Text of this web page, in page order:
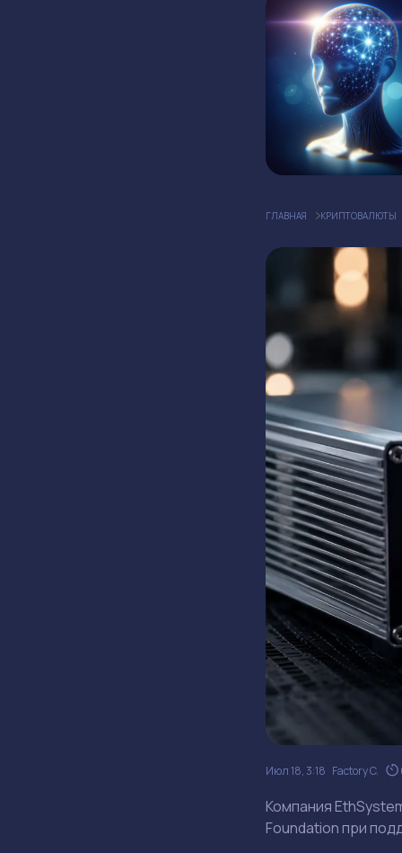
ГЛАВНАЯ КРИПТОВАЛЮТЫ
Июл 18, 3:18 Factory C.
Компания
Foundation при